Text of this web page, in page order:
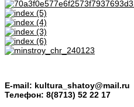
E-mail: kultura_shatoy@mail.ru
Телефон: 8(8713) 52 22 17